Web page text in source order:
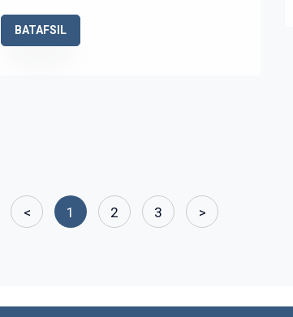
BATAFSIL
< 1 2 3 >